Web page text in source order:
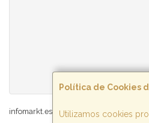
Política de Cookies
Utilizamos cookies
infomarkt.es © 2026